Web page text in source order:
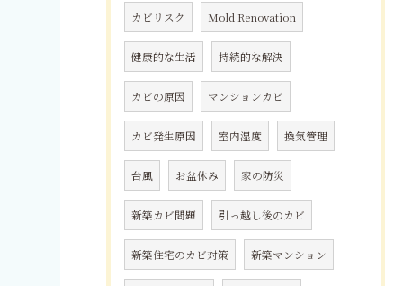
カビリスク Mold Renovation
健康的な生活 持続的な解決
カビの原因 マンションカビ
カビ発生原因 室内湿度 換気管理
台風 お盆休み 家の防災
新築カビ問題 引っ越し後のカビ
新築住宅のカビ対策 新築マンション